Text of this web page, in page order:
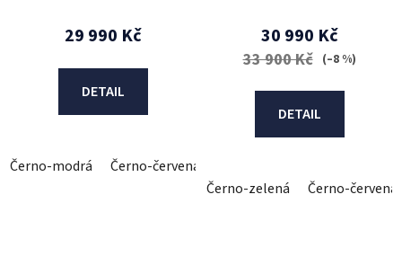
29 990 Kč
DETAIL
Černo-modrá Černo-červená
30 990 Kč
33 900 Kč (–8 %)
DETAIL
Černo-zelená Černo-červená